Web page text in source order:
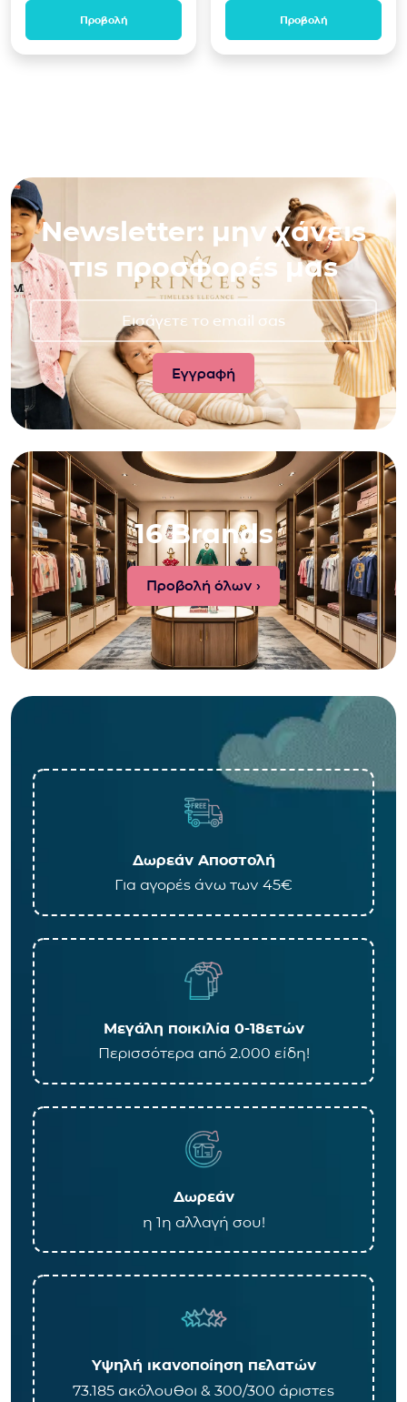
Προβολή Προβολή
Newsletter: μην χάνεις
τις προσφορές μας
16 Brands
Προβολή όλων ›
Δωρεάν Αποστολή
Για αγορές άνω των 45€
Μεγάλη ποικιλία 0-18ετών
Περισσότερα από 2.000 είδη!
Δωρεάν
η 1η αλλαγή σου!
Υψηλή ικανοποίηση πελατών
73.185 ακόλουθοι & 300/300 άριστες